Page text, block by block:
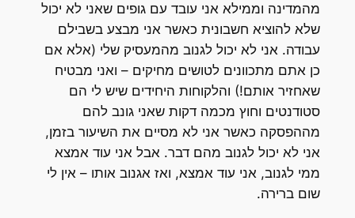
מהמדינה וממילא אני עובד עם גופים שאני לא יכול
שלא להוציא חשבונית כאשר אני מבצע בשבילם
עבודה. אני לא יכול לגנוב מהמעסיק שלי (אלא אם
כן אתם מתכוונים לטושים מחיקים – ואני מבטיח
שאחזיר אותם!) והלקוחות היחידים שיש לי הם
סטודנטים וחוץ מכמה דקות שאני גונב להם
מההפסקה כאשר אני לא מסיים את השיעור בזמן,
אני לא יכול לגנוב מהם דבר. אבל אני עוד אמצא
ממי לגנוב, אני עוד אמצא, ואז אגנוב אותו – אין לי
שום ברירה.